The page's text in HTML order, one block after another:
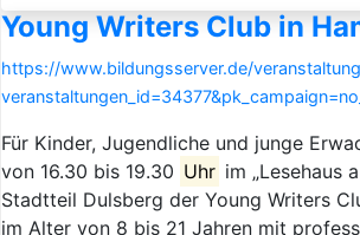
Young Writers Club in
https://www.bildungsserver.de/
Für Kinder, Jugendliche und junge
von 16.30 bis 19.30 Uhr im „Lesehaus
Stadtteil Dulsberg der Young Writers
im Alter von 8 bis 21 Jahren mit